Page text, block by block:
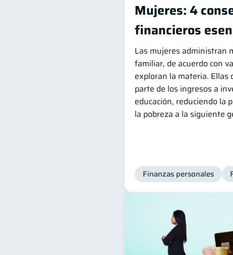
Mujeres: 4
financieros
Las mujeres administran
familiar, de acuerdo con
exploran la materia. Ellas
parte de los ingresos a
educación, reduciendo la
la pobreza a la siguiente
Finanzas personales